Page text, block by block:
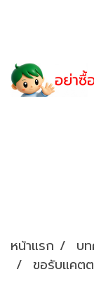
หน้าแรก บ
ขอรับแคต